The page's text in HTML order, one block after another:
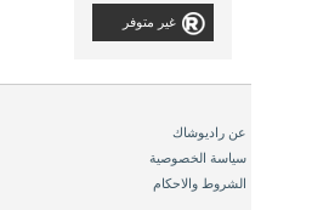
غير متوفر
عن راديوشاك
سياسة الخصوصية
الشروط والاحكام